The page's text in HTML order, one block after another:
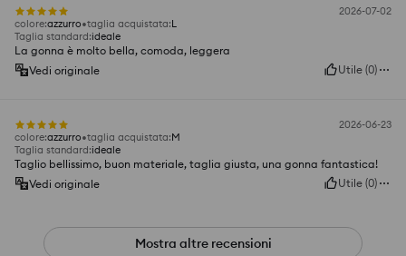
2026-07-02
colore:azzurro taglia acquistata:L
Taglia standard:ideale
La gonna è molto bella, comoda, leggera
Vedi originale
Utile (0)
2026-06-23
colore:azzurro taglia acquistata:M
Taglia standard:ideale
Taglio bellissimo, buon materiale, taglia giusta, una gonna fantastica!
Vedi originale
Utile (0)
Mostra altre recensioni